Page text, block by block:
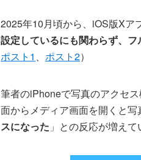
2025年10月頃から、iOS版Xア
設定しているにも関わらず、
ポスト1
ポスト2）
筆者のiPhoneで写真のアクセ
面からメディア画面を開くと
スになった 」との反応が増えて